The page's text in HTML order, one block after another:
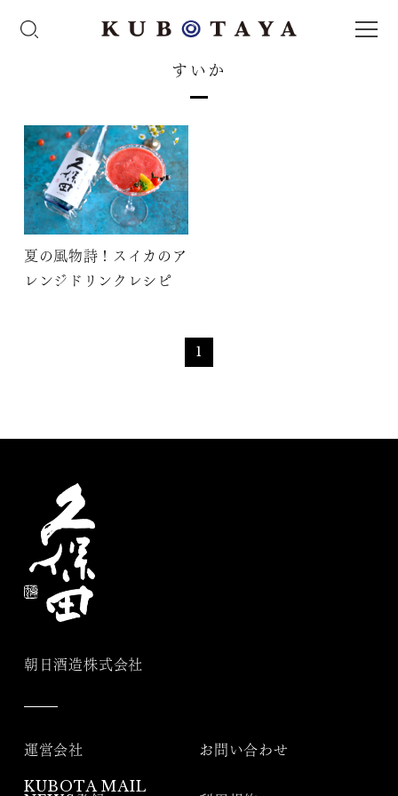
すいか
夏の風物詩！スイカのア
レンジドリンクレシピ
1
朝日酒造株式会社
運営会社 お問い合わせ
KUBOTA MAIL